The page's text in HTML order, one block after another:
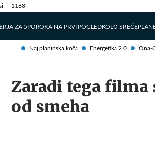
Naj planinska koča Energetika 2.0 Ona-
1188
ZA 5POROKA NA PRVI POGLEDKOLO SREČE
Tehnik
Zaradi tega
od smeha